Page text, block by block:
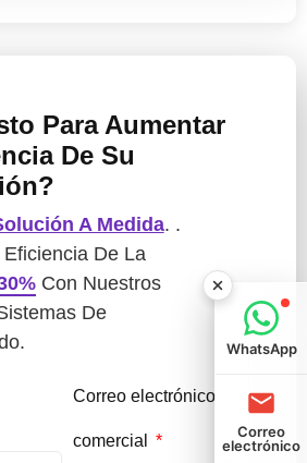
Para Aumentar
De Su
A Medida. .
De La
Con Nuestros
De
Correo electrónico
comercial
WhatsApp
Correo
electrónico